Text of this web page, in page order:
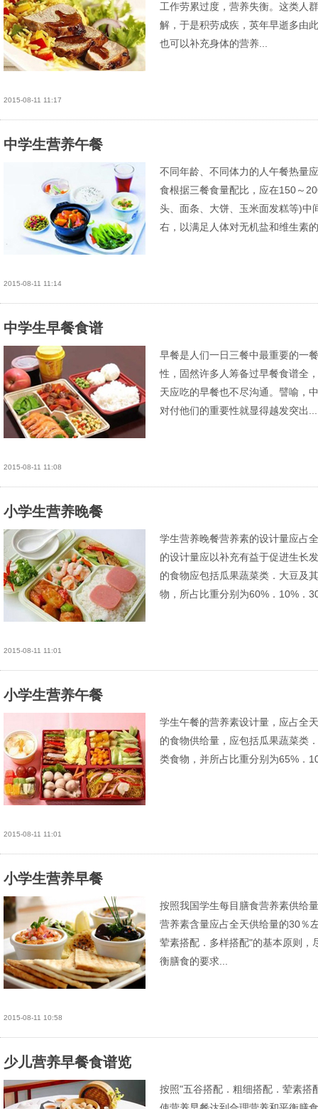
工作劳累过度，营养失衡。这类人
解，于是积劳成疾，英年早逝多由
也可以补充身体的营养...
2015-08-11 11:17
中学生营养午餐
不同年龄、不同体力的人午餐热量
食根据三餐食量配比，应在150～
头、面条、大饼、玉米面发糕等)
右，以满足人体对无机盐和维生素
2015-08-11 11:14
中学生早餐食谱
早餐是人们一日三餐中最重要的一
性，固然许多人筹备过早餐食谱全
天应吃的早餐也不尽沟通。譬喻，
对付他们的重要性就显得越发突出...
2015-08-11 11:08
小学生营养晚餐
学生营养晚餐营养素的设计量应占
的设计量应以补充有益于促进生长
的食物应包括瓜果蔬菜类．大豆及
物，所占比重分别为60%．10%．
2015-08-11 11:01
小学生营养午餐
学生午餐的营养素设计量，应占全
的食物供给量，应包括瓜果蔬菜类
类食物，并所占比重分别为65%．
2015-08-11 11:01
小学生营养早餐
按照我国学生每目膳食营养素供给
营养素含量应占全天供给量的30％
荤素搭配．多样搭配"的基本原则，
衡膳食的要求...
2015-08-11 10:58
少儿营养早餐食谱览
按照"五谷搭配．粗细搭配．荤素搭